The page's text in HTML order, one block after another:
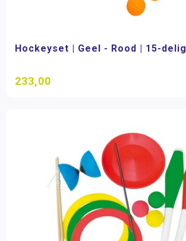
Hockeyset | Geel - Rood | 15-delig
233,00